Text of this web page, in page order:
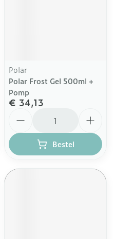
Polar
Polar Frost Gel 500ml +
Pomp
€ 34,13
Bestel